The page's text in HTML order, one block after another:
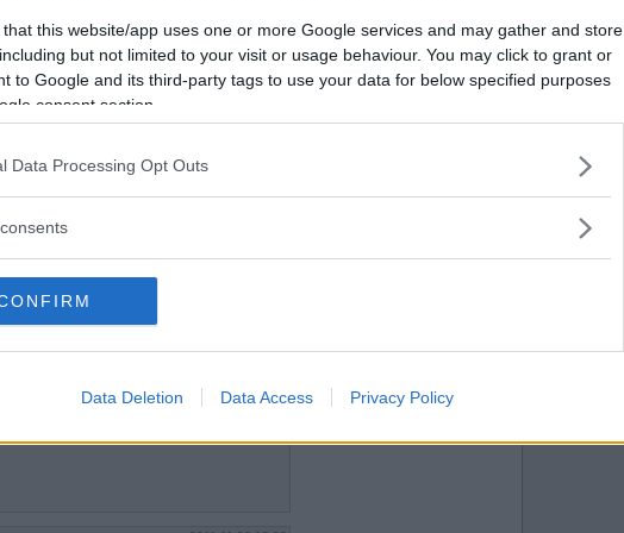
that this website/app uses one or more Google services and may gather and store
but not limited to your visit or usage behaviour. You may click to grant or
to Google and its third-party tags to use your data for below specified purposes
consent section.
Data Processing Opt Outs
Data Deletion Data Access Privacy Policy
hemlagat är ju godast :)
2011-11-08 14:47
Vill du bli
medlem?